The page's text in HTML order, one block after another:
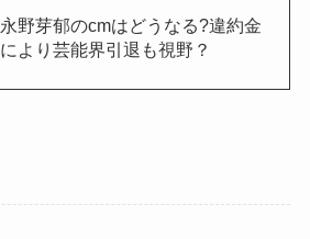
永野芽郁のcmはどうなる?違約金
により芸能界引退も視野？